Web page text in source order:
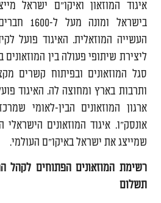
איגוד המוזאון ואיקו"ם ישראל
בישראל
העשייה המוזאלית. האיגוד פועל
ליצירת שיתופי פעולה בין
סגל המוזאונים ובפיתוח קשרים
ותרבות בארץ ומחוצה לה. האיגוד
ארגון המוזאונים הבין-לאומי
אונסק"ו. איגוד המוזאונים הישראלי
שמייצג את ישראל באיקו"ם העולמי.
רשימת המוזאונים הפתוחים לקהל
תשלום